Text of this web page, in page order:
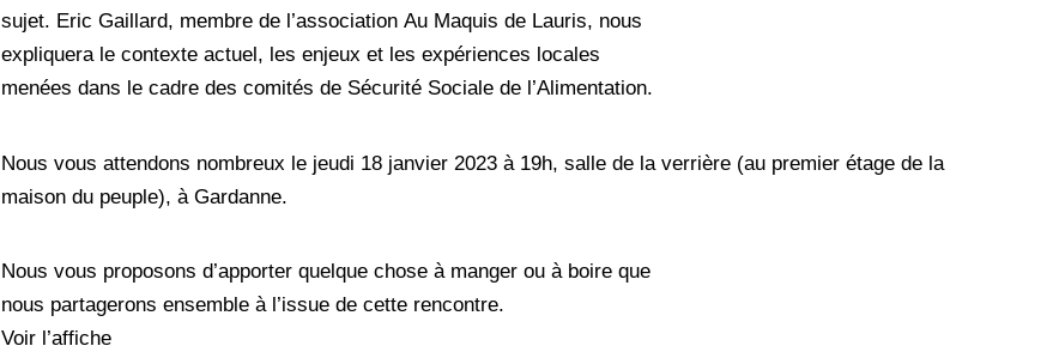
sujet. Eric Gaillard, membre de l’association Au Maquis de Lauris, nous
expliquera le contexte actuel, les enjeux et les expériences locales
menées dans le cadre des comités de Sécurité Sociale de l’Alimentation.
Nous vous attendons nombreux le jeudi 18 janvier 2023 à 19h, salle de la verrière (au premier étage de la
maison du peuple), à Gardanne.
Nous vous proposons d’apporter quelque chose à manger ou à boire que
nous partagerons ensemble à l’issue de cette rencontre.
Voir l’affiche